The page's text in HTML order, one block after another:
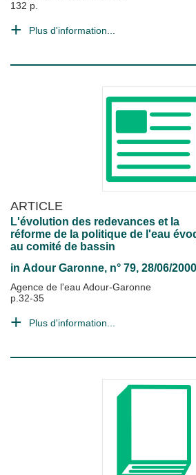
132 p.
Plus d'information...
ARTICLE
L'évolution des redevances et la
réforme de la politique de l'eau
au comité de bassin
in Adour Garonne, n° 79, 28/06/2000
Agence de l'eau Adour-Garonne
p.32-35
Plus d'information...